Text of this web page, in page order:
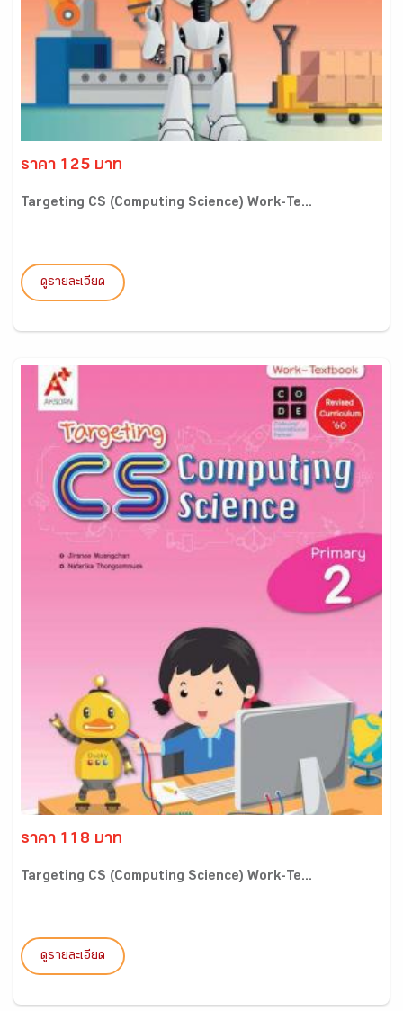
ราคา 125 บาท
Targeting CS (Computing Science) Work-Te...
ดูรายละเอียด
ราคา 118 บาท
Targeting CS (Computing Science) Work-Te...
ดูรายละเอียด